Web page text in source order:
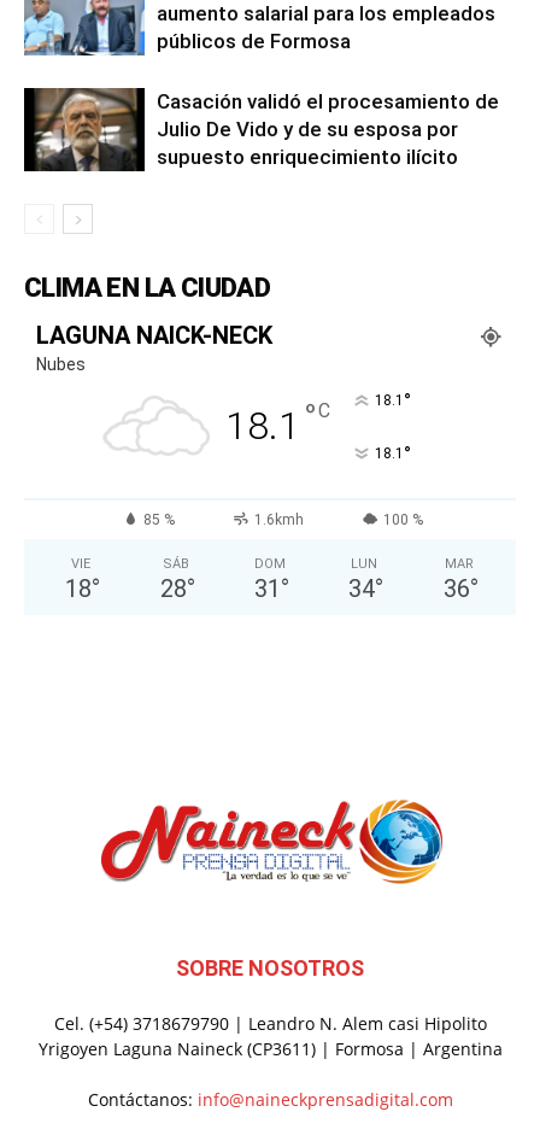
aumento salarial para los empleados
públicos de Formosa
Casación validó el procesamiento de
Julio De Vido y de su esposa por
supuesto enriquecimiento ilícito
CLIMA EN LA CIUDAD
LAGUNA NAICK-NECK
Nubes
18.1 °C 18.1 °
18.1 °
85 % 1.6kmh 100 %
VIE
18°
SÁB
28°
DOM
31 °
LUN
34°
MAR
36°
SOBRE NOSOTROS
Cel. (+54) 3718679790 | Leandro N. Alem casi Hipolito
Yrigoyen Laguna Naineck (CP3611) | Formosa | Argentina
Contáctanos: info@naineckprensadigital.com